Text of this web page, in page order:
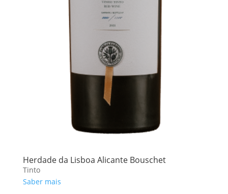
Herdade da Lisboa Alicante Bouschet
Tinto
Saber mais